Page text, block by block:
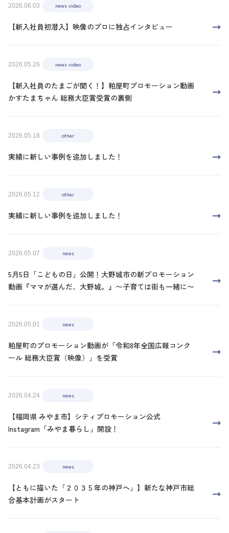
2026.06.03 news video
【新入社員初潜入】映像のプロに独占インタビュー
2026.05.26 news video
【新入社員のたまごが聞く！】粕屋町プロモーション動画
かすたまちゃん 総務大臣賞受賞の裏側
2026.05.18 other
実績に新しい事例を追加しました！
2026.05.12 other
実績に新しい事例を追加しました！
2026.05.07 news
5月5日「こどもの日」公開！大野城市の新プロモーション
動画『ママが選んだ、大野城。』〜子育ては街も一緒に〜
2026.05.01 news
粕屋町のプロモーション動画が「令和8年全国広報コンク
ール 総務大臣賞（映像）」を受賞
2026.04.24 news
【福岡県 みやま市】シティプロモーション公式
Instagram「みやま暮らし」開設！
2026.04.23 news
【ともに描いた「２０３５年の神戸へ」】新たな神戸市総
合基本計画がスタート